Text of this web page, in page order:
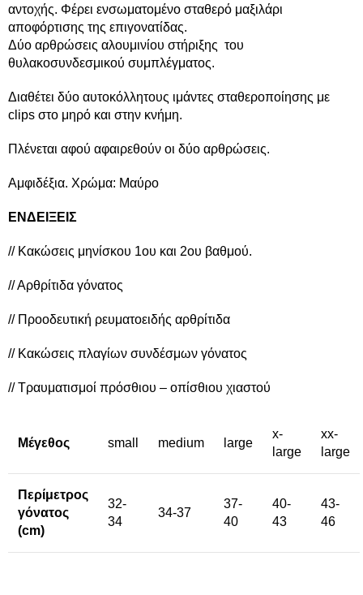
αντοχής. Φέρει ενσωματομένο σταθερό μαξιλάρι
αποφόρτισης της επιγονατίδας.
Δύο αρθρώσεις αλουμινίου στήριξης του
θυλακοσυνδεσμικού συμπλέγματος.
Διαθέτει δύο αυτοκόλλητους ιμάντες σταθεροποίησης με
clips στο μηρό και στην κνήμη.
Πλένεται αφού αφαιρεθούν οι δύο αρθρώσεις.
Αμφιδέξια. Χρώμα: Mαύρο
ENΔΕΙΞΕΙΣ
// Κακώσεις μηνίσκου 1ου και 2ου βαθμού.
// Αρθρίτιδα γόνατος
// Προοδευτική ρευματοειδής αρθρίτιδα
// Κακώσεις πλαγίων συνδέσμων γόνατος
// Τραυματισμοί πρόσθιου – οπίσθιου χιαστού
Μέγεθος small medium large
x-
large
xx-
large
Περίμετρος
γόνατος
(cm)
32-
34
34-37
37-
40
40-
43
43-
46